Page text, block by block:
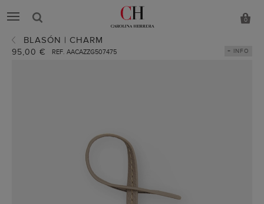
0
BLASÓN | CHARM
95,00 € REF. AACAZZG507475 + INFO